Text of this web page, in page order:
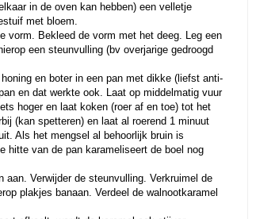
in de oven kan hebben) een velletje
met bloem.
vorm. Bekleed de vorm met het deeg. Leg een
een steunvulling (bv overjarige gedroogd
en boter in een pan met dikke (liefst anti-
en dat werkte ook. Laat op middelmatig vuur
hoger en laat koken (roer af en toe) tot het
(kan spetteren) en laat al roerend 1 minuut
Als het mengsel al behoorlijk bruin is
hitte van de pan karameliseert de boel nog
aan. Verwijder de steunvulling. Verkruimel de
plakjes banaan. Verdeel de walnootkaramel